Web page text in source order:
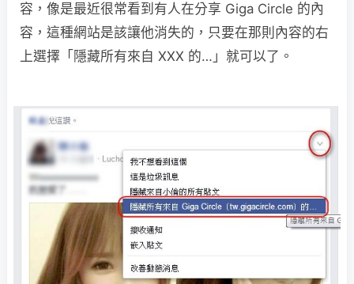
容，像是最近很常看到有人在分享 Giga Circle 的內
容，這種網站是該讓他消失的，只要在那則內容的右
上選擇「隱藏所有來自 XXX 的…」就可以了。